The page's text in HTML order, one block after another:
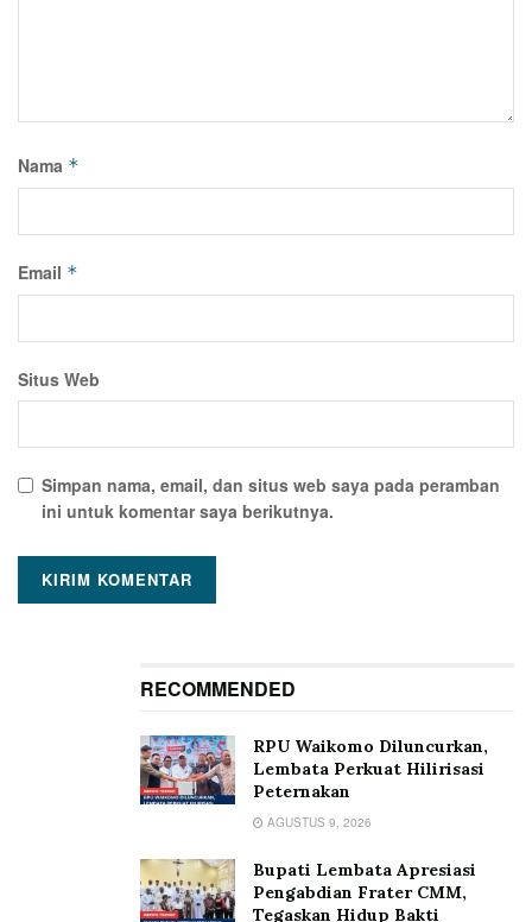
Nama *
Email *
Situs Web
Simpan nama, email, dan situs web saya pada peramban
ini untuk komentar saya berikutnya.
RECOMMENDED
RPU Waikomo Diluncurkan,
Lembata Perkuat Hilirisasi
Peternakan
AGUSTUS 9, 2026
Bupati Lembata Apresiasi
Pengabdian Frater CMM,
Tegaskan Hidup Bakti